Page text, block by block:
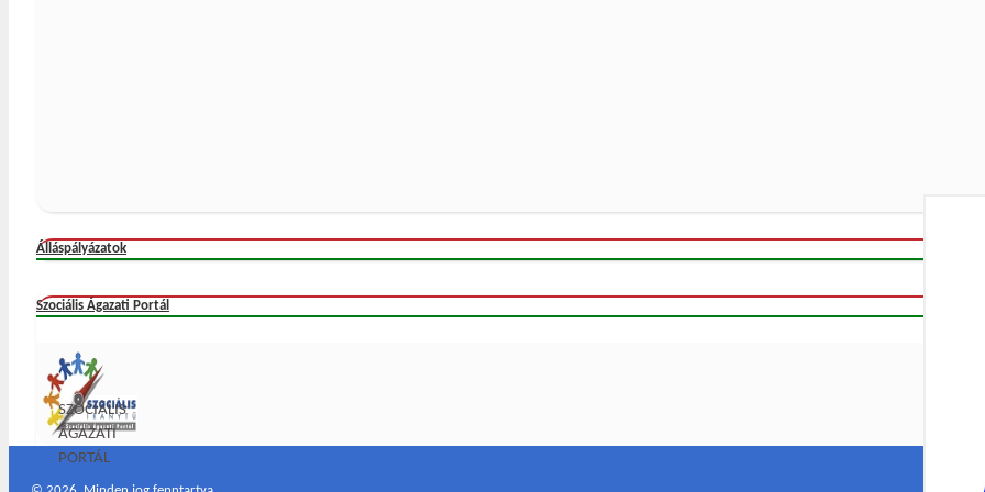
Álláspályázatok
Szociális Ágazati Portál
SZOCIÁLIS
ÁGAZATI
PORTÁL